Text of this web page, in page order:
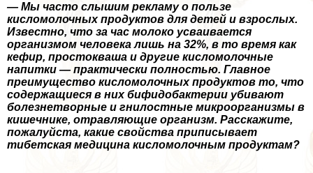
— Мы часто слышим рекламу о пользе
кисломолочных продуктов для детей и взрослых.
Известно, что за час молоко усваивается
организмом человека лишь на 32%, в то время как
кефир, простокваша и другие кисломолочные
напитки — пpaктически полностью. Главное
преимущество кисломолочных продуктов то, что
содержащиеся в них бифидобактерии убивают
болезнетворные и гнилостные микроорганизмы в
кишечнике, отравляющие организм. Расскажите,
пожалуйста, какие свойства приписывает
тибетская медицина кисломолочным продуктам?